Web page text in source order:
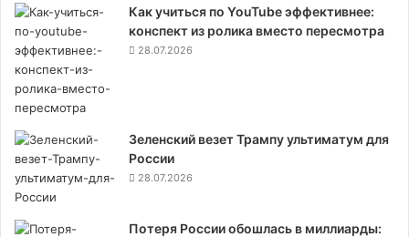
Как учиться по YouTube эффективнее:
конспект из ролика вместо пересмотра
28.07.2026
Зеленский везет Трампу ультиматум для
России
28.07.2026
Потеря России обошлась в миллиарды: